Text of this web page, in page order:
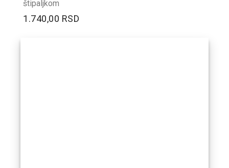
štipaljkom
1.740,00 RSD